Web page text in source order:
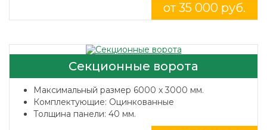
от 35 000 руб.
Секционные ворота
Максимальный размер 6000 x 3000 мм.
Комплектующие: Оцинкованные
Толщина панели: 40 мм.